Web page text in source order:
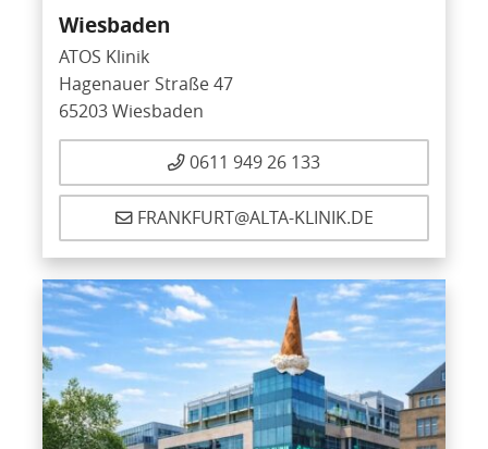
Wiesbaden
ATOS Klinik
Hagenauer Straße 47
65203 Wiesbaden
0611 949 26 133
FRANKFURT@ALTA-KLINIK.DE